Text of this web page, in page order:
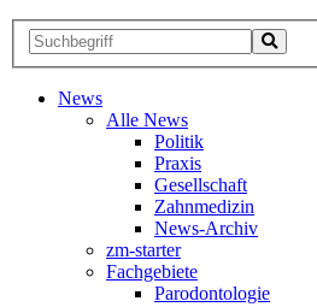
Suche
Suche
starten
News
Alle News
Politik
Praxis
Gesellschaft
Zahnmedizin
News-Archiv
zm-starter
Fachgebiete
Parodontologie